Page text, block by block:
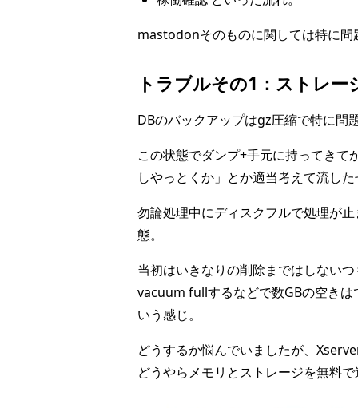
mastodonそのものに関しては特に問
トラブルその1：ストレ
DBのバックアップはgz圧縮で特に問
この状態でダンプ+手元に持ってき
しやっとくか」とか適当考えて流し
勿論処理中にディスクフルで処理が
態。
当初はいきなりの削除まではしない
vacuum fullするなどで数GBの空きは
いう感じ。
どうするか悩んでいましたが、
どうやらメモリとストレージを無料